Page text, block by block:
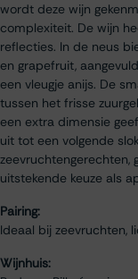
wordt deze wijn
complexiteit. De wijn
reflecties. In de neus
en grapefruit,
een vleugje anijs. De
tussen het frisse
een extra dimensie
uit tot een volgende
zeevruchtengerechten,
uitstekende keuze als
Pairing:
Ideaal bij zeevruchten,
Wijnhuis: